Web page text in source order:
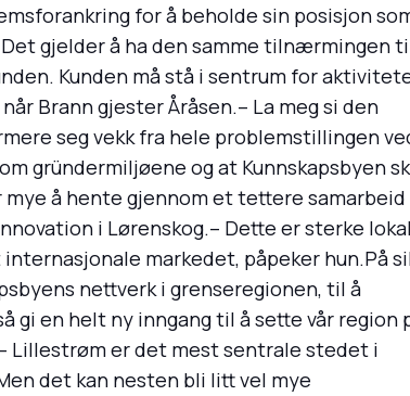
for å beholde sin posisjon
gjelder å ha den samme tilnærmingen
Kunden må stå i sentrum for
Brann gjester Åråsen.– La meg si den
seg vekk fra hele problemstillingen
gründermiljøene og at Kunnskapsbyen
å hente gjennom et tettere samarbeid
i Lørenskog.– Dette er sterke
markedet, påpeker hun.På
nettverk i grenseregionen, til å
gi en helt ny inngang til å sette vår region
Lillestrøm er det mest sentrale stedet i
det kan nesten bli litt vel mye